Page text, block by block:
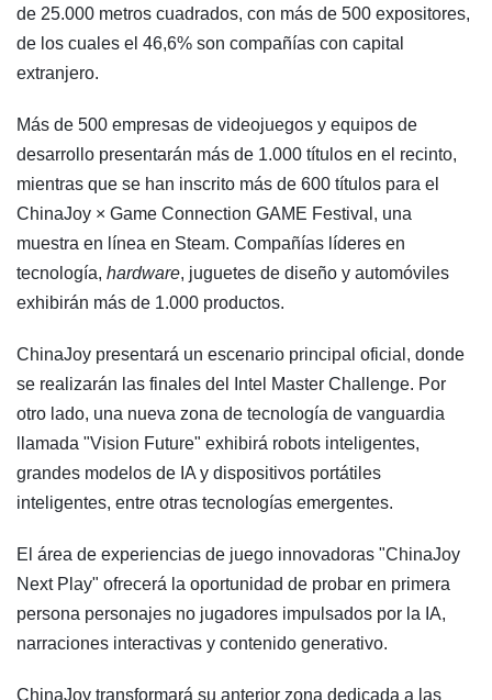
de 25.000 metros cuadrados, con más de 500 expositores,
de los cuales el 46,6% son compañías con capital
extranjero.
Más de 500 empresas de videojuegos y equipos de
desarrollo presentarán más de 1.000 títulos en el recinto,
mientras que se han inscrito más de 600 títulos para el
ChinaJoy × Game Connection GAME Festival, una
muestra en línea en Steam. Compañías líderes en
tecnología, hardware, juguetes de diseño y automóviles
exhibirán más de 1.000 productos.
ChinaJoy presentará un escenario principal oficial, donde
se realizarán las finales del Intel Master Challenge. Por
otro lado, una nueva zona de tecnología de vanguardia
llamada "Vision Future" exhibirá robots inteligentes,
grandes modelos de IA y dispositivos portátiles
inteligentes, entre otras tecnologías emergentes.
El área de experiencias de juego innovadoras "ChinaJoy
Next Play" ofrecerá la oportunidad de probar en primera
persona personajes no jugadores impulsados por la IA,
narraciones interactivas y contenido generativo.
ChinaJoy transformará su anterior zona dedicada a las